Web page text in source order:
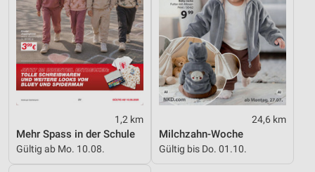
1,2 km
Mehr Spass in der Schule
Gültig ab Mo. 10.08.
24,6 km
Milchzahn-Woche
Gültig bis Do. 01.10.